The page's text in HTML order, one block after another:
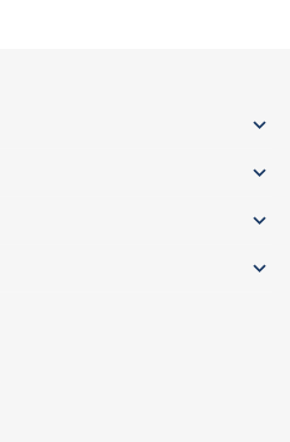



